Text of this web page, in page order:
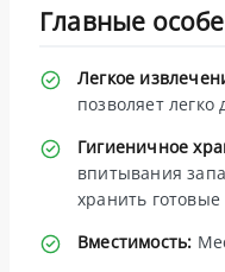
Главные
Легкое
позволяет легко
Гигиеничное
впитывания
хранить готовые
Вместимость: